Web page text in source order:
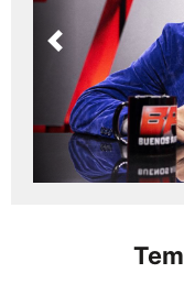
Previous